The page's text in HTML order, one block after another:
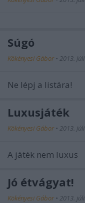
Súgó
Kökényesi Gábor • 2013.
Ne lépj a listára!
Luxusjáték
Kökényesi Gábor • 2013.
A játék nem luxus
Jó étvágyat!
Kökényesi Gábor • 2013.